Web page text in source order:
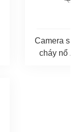
Camera
cháy nổ